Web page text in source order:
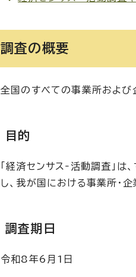
調査の概要
全国のすべての事業所および
目的
「経済センサス‐活動調査」
し、我が国における事業所・
調査期日
令和8年6月1日